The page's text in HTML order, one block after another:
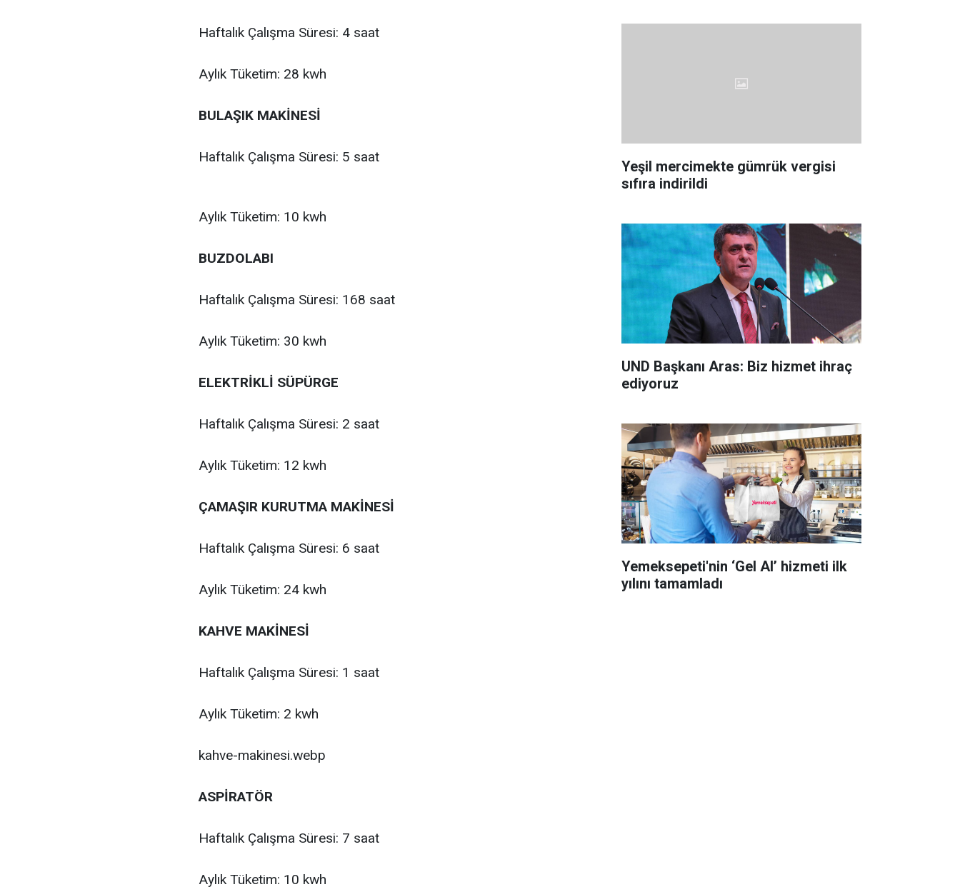
Haftalık Çalışma Süresi: 4 saat
Aylık Tüketim: 28 kwh
BULAŞIK MAKİNESİ
Haftalık Çalışma Süresi: 5 saat
Aylık Tüketim: 10 kwh
BUZDOLABI
Haftalık Çalışma Süresi: 168 saat
Aylık Tüketim: 30 kwh
ELEKTRİKLİ SÜPÜRGE
Haftalık Çalışma Süresi: 2 saat
Aylık Tüketim: 12 kwh
ÇAMAŞIR KURUTMA MAKİNESİ
Haftalık Çalışma Süresi: 6 saat
Aylık Tüketim: 24 kwh
KAHVE MAKİNESİ
Haftalık Çalışma Süresi: 1 saat
Aylık Tüketim: 2 kwh
kahve-makinesi.webp
ASPİRATÖR
Haftalık Çalışma Süresi: 7 saat
Aylık Tüketim: 10 kwh
Yeşil mercimekte gümrük vergisi
sıfıra indirildi
UND Başkanı Aras: Biz hizmet ihraç
ediyoruz
Yemeksepeti'nin ‘Gel Al’ hizmeti ilk
yılını tamamladı